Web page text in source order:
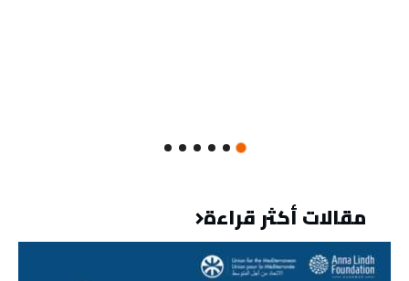
مقالات أكثر قراءة